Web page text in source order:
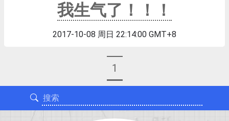
我生气了！！！
2017-10-08 周日 22:14:00 GMT+8
1